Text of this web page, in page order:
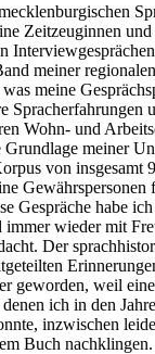
Zeitzeuginnen
meiner
was meine
Spracherfahrungen
Wohn- und
Grundlage meiner
von insgesamt
Gewährspersonen
Gespräche habe
immer wieder mit
Der
geworden, weil
ich in den
inzwischen
Buch nachklingen.